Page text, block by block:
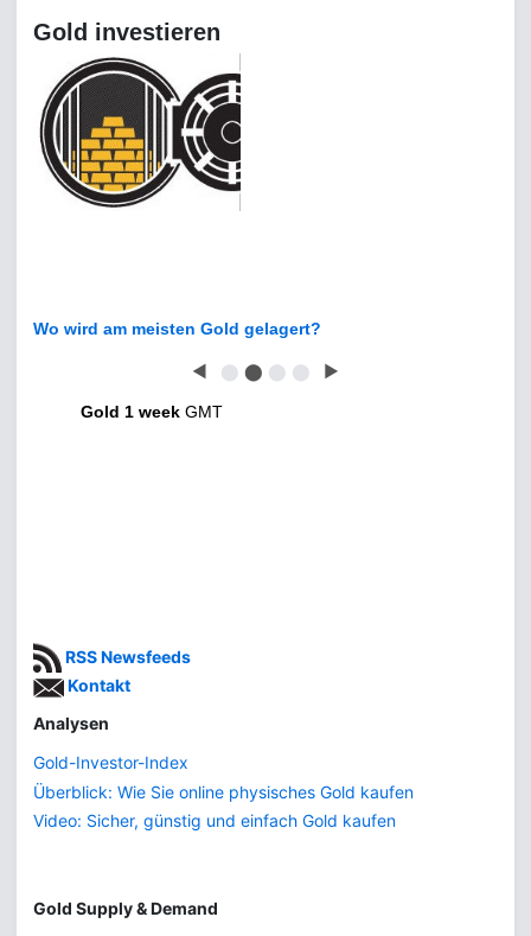
Gold investieren
Wo wird am meisten Gold gelagert?
◀ ⬤ ⬤ ⬤ ⬤ ▶
Gold 1 week GMT
RSS Newsfeeds
Kontakt
Analysen
Gold-Investor-Index
Überblick: Wie Sie online physisches Gold kaufen
Video: Sicher, günstig und einfach Gold kaufen
Gold Supply & Demand